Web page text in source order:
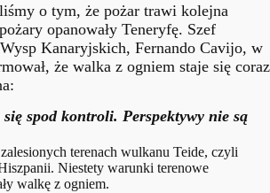
o tym, że pożar trawi kolejna
opanowały Teneryfę. Szef
Kanaryjskich, Fernando Cavijo, w
że walka z ogniem staje się coraz
się spod kontroli. Perspektywy nie są
zalesionych terenach wulkanu Teide, czyli
Niestety warunki terenowe
walkę z ogniem.